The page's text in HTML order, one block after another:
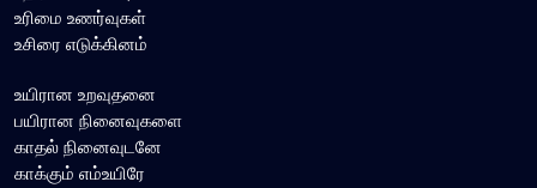
உரிமை உணர்வுகள்
உசிரை எடுக்கினம்
உயிரான உறவுதனை
பயிரான நினைவுகளை
காதல் நினைவுடனே
காக்கும் எம்உயிரே